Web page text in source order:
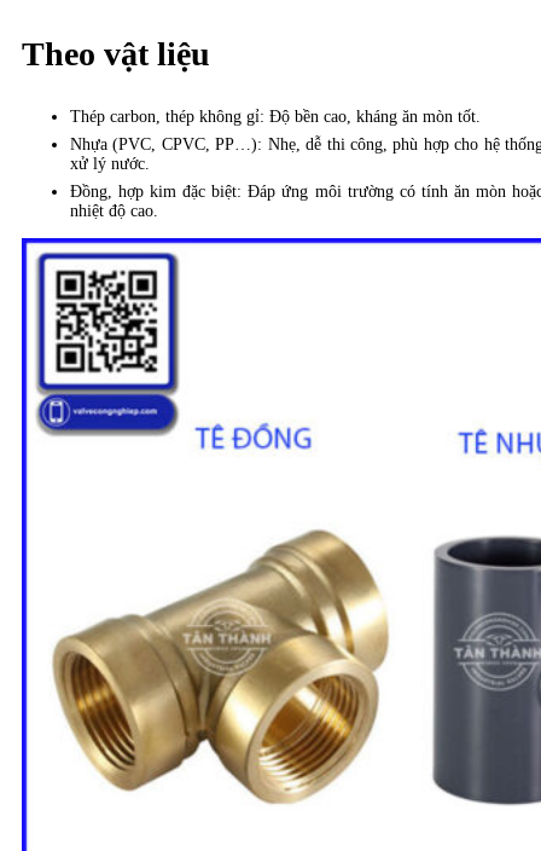
Theo vật liệu
Thép carbon, thép không gỉ: Độ bền cao, kháng ăn mòn tốt.
Nhựa (PVC, CPVC, PP…): Nhẹ, dễ thi công, phù hợp cho hệ
xử lý nước.
Đồng, hợp kim đặc biệt: Đáp ứng môi trường có tính ăn mòn
nhiệt độ cao.